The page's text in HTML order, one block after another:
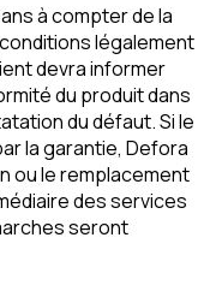
à compter de la
légalement
devra informer
du produit dans
du défaut. Si le
la garantie, Defora
ou le remplacement
des services
seront